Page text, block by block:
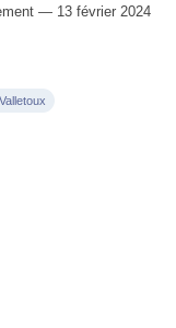
— 13 février 2024